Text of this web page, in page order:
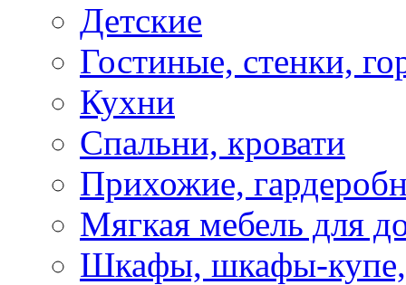
Детские
Гостиные, стенки,
Кухни
Спальни, кровати
Прихожие,
Мягкая мебель для
Шкафы, шкафы-купе,